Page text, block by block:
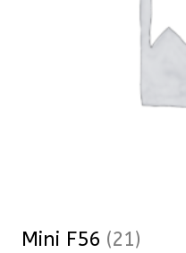
Mini F56 (21)